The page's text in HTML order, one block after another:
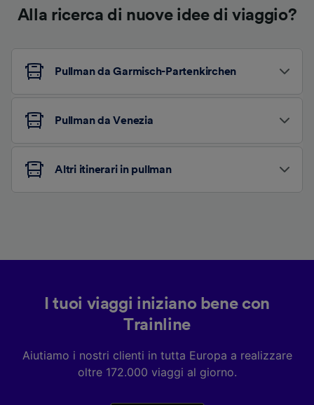
Alla ricerca di nuove idee di viaggio?
Pullman da Garmisch-Partenkirchen
Pullman da Venezia
Altri itinerari in pullman
I tuoi viaggi iniziano bene con
Trainline
Aiutiamo i nostri clienti in tutta Europa a realizzare
oltre 172.000 viaggi al giorno.